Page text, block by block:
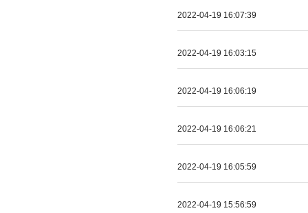
2022-04-19 16:07:39
2022-04-19 16:03:15
2022-04-19 16:06:19
2022-04-19 16:06:21
2022-04-19 16:05:59
2022-04-19 15:56:59